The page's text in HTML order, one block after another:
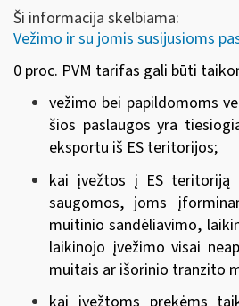
Ši informacija skelbiama:
Vežimo ir su jomis susijusioms
0 proc. PVM tarifas gali būti
vežimo bei papildomoms
šios paslaugos yra
eksportu iš ES teritorijos;
kai įvežtos į ES teritoriją
saugomos, joms
muitinio sandėliavimo,
laikinojo įvežimo visai
muitais ar išorinio tranzito